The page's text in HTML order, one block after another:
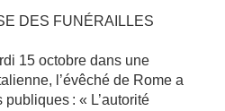
DES FUNÉRAILLES
15 octobre dans une
l’évêché de Rome a
: « L’autorité